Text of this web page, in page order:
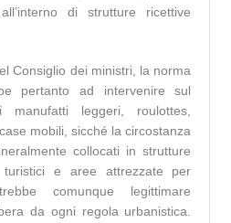
di strutture ricettive
Consiglio dei ministri, la norma
pertanto ad intervenire sul
manufatti leggeri, roulottes,
mobili, sicché la circostanza
collocati in strutture
turistici e aree attrezzate per
comunque legittimare
da ogni regola urbanistica.